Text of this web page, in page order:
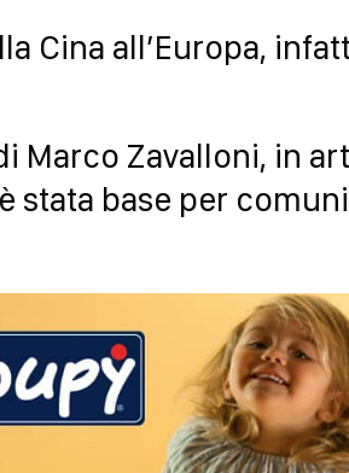
Cina all’Europa,
Marco Zavalloni, in
stata base per